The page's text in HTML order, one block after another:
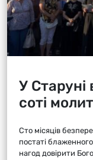
У Старуні
соті
Сто місяців
постаті
нагод довірити